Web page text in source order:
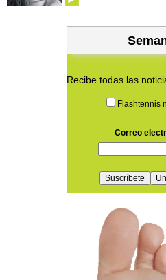
Recibe todas las
Flashtennis
Correo